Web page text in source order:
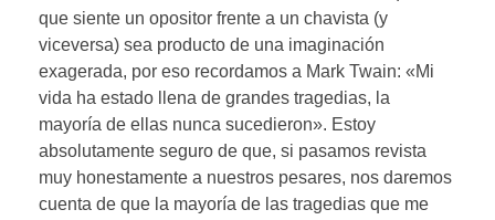
que siente un opositor frente a un chavista (y
viceversa) sea producto de una imaginación
exagerada, por eso recordamos a Mark Twain: «Mi
vida ha estado llena de grandes tragedias, la
mayoría de ellas nunca sucedieron». Estoy
absolutamente seguro de que, si pasamos revista
muy honestamente a nuestros pesares, nos daremos
cuenta de que la mayoría de las tragedias que me